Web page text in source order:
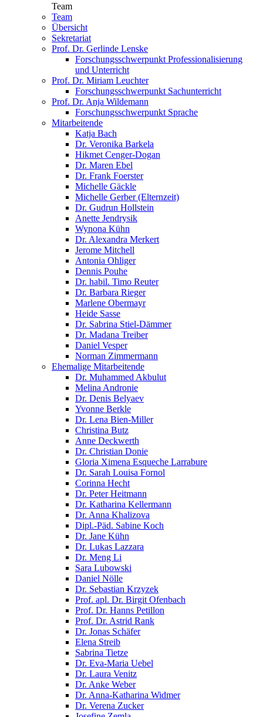
Team
Team
Übersicht
Sekretariat
Prof. Dr. Gerlinde Lenske
Forschungsschwerpunkt Professionalisierung
und Unterricht
Prof. Dr. Miriam Leuchter
Forschungsschwerpunkt Sachunterricht
Prof. Dr. Anja Wildemann
Forschungsschwerpunkt Sprache
Mitarbeitende
Katja Bach
Dr. Veronika Barkela
Hikmet Cenger-Dogan
Dr. Maren Ebel
Dr. Frank Foerster
Michelle Gäckle
Michelle Gerber (Elternzeit)
Dr. Gudrun Hollstein
Anette Jendrysik
Wynona Kühn
Dr. Alexandra Merkert
Jerome Mitchell
Antonia Ohliger
Dennis Pouhe
Dr. habil. Timo Reuter
Dr. Barbara Rieger
Marlene Obermayr
Heide Sasse
Dr. Sabrina Stiel-Dämmer
Dr. Madana Treiber
Daniel Vesper
Norman Zimmermann
Ehemalige Mitarbeitende
Dr. Muhammed Akbulut
Melina Andronie
Dr. Denis Belyaev
Yvonne Berkle
Dr. Lena Bien-Miller
Christina Butz
Anne Deckwerth
Dr. Christian Donie
Gloria Ximena Esqueche Larrabure
Dr. Sarah Louisa Fornol
Corinna Hecht
Dr. Peter Heitmann
Dr. Katharina Kellermann
Dr. Anna Khalizova
Dipl.-Päd. Sabine Koch
Dr. Jane Kühn
Dr. Lukas Lazzara
Dr. Meng Li
Sara Lubowski
Daniel Nölle
Dr. Sebastian Krzyzek
Prof. apl. Dr. Birgit Ofenbach
Prof. Dr. Hanns Petillon
Prof. Dr. Astrid Rank
Dr. Jonas Schäfer
Elena Streib
Sabrina Tietze
Dr. Eva-Maria Uebel
Dr. Laura Venitz
Dr. Anke Weber
Dr. Anna-Katharina Widmer
Dr. Verena Zucker